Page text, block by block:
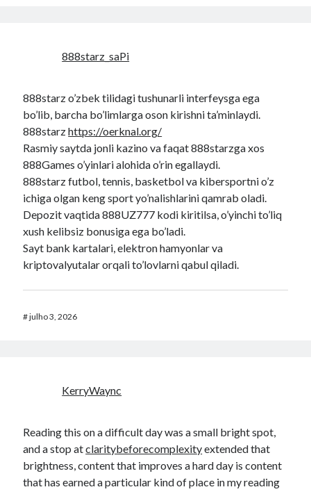
888starz_saPi
888starz o’zbek tilidagi tushunarli interfeysga ega
bo’lib, barcha bo’limlarga oson kirishni ta’minlaydi.
888starzhttps://oerknal.org/
Rasmiy saytda jonli kazino va faqat 888starzga xos
888Games o’yinlari alohida o’rin egallaydi.
888starz futbol, tennis, basketbol va kibersportni o’z
ichiga olgan keng sport yo’nalishlarini qamrab oladi.
Depozit vaqtida 888UZ777 kodi kiritilsa, o’yinchi to’liq
xush kelibsiz bonusiga ega bo’ladi.
Sayt bank kartalari, elektron hamyonlar va
kriptovalyutalar orqali to’lovlarni qabul qiladi.
#julho 3, 2026
KerryWaync
Reading this on a difficult day was a small bright spot,
and a stop atclaritybeforecomplexityextended that
brightness, content that improves a hard day is content
that has earned a particular kind of place in my reading